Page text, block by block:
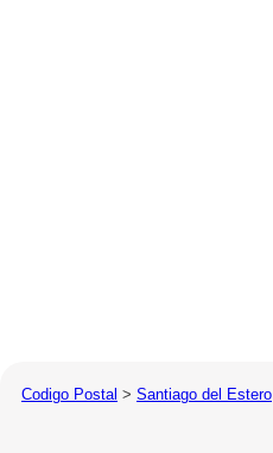
Codigo Postal > Santiago del Estero